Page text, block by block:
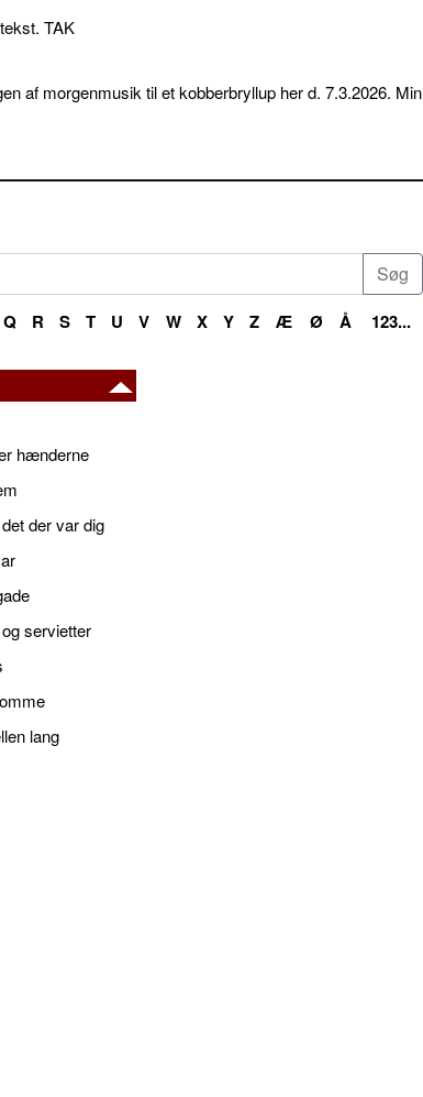
TAK
af morgenmusik til et kobberbryllup her d. 7.3.2026. Min
Q R S T U V W X Y Z Æ Ø Å 123...
hænderne
der var dig
servietter
lang